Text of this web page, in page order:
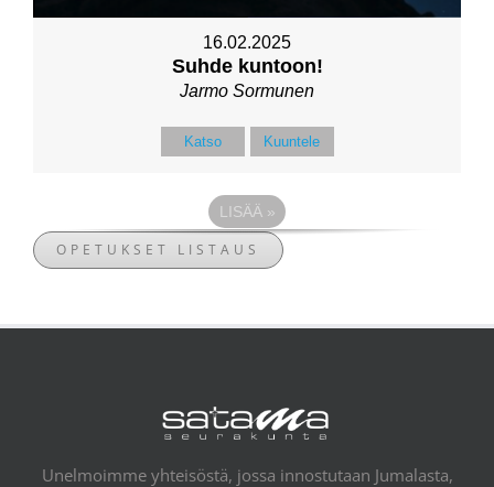
16.02.2025
Suhde kuntoon!
Jarmo Sormunen
Katso Kuuntele
LISÄÄ »
OPETUKSET LISTAUS
Unelmoimme yhteisöstä, jossa innostutaan Jumalasta,